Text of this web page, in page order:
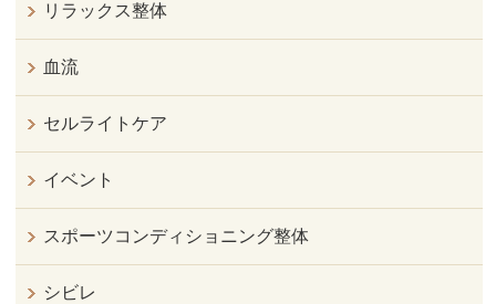
リラックス整体
血流
セルライトケア
イベント
スポーツコンディショニング整体
シビレ